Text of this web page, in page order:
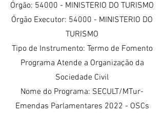
Órgão: 54000 - MINISTERIO DO TURISMO
Órgão Executor: 54000 - MINISTERIO DO
TURISMO
Tipo de Instrumento: Termo de Fomento
Programa Atende a Organização da
Sociedade Civil
Nome do Programa: SECULT/MTur-
Emendas Parlamentares 2022 - OSCs